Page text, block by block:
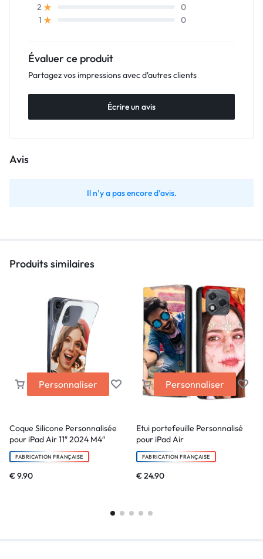
2
0
1
0
Évaluer ce produit
Partagez vos impressions avec d'autres clients
Écrire un avis
Avis
Il n’y a pas encore d’avis.
Produits similaires
Personnaliser
Coque Silicone Personnalisée
pour iPad Air 11″ 2024 M4″
FABRICATION FRANÇAISE
€9.90
Personnaliser
Etui portefeuille Personnalisé
pour iPad Air
FABRICATION FRANÇAISE
€24.90